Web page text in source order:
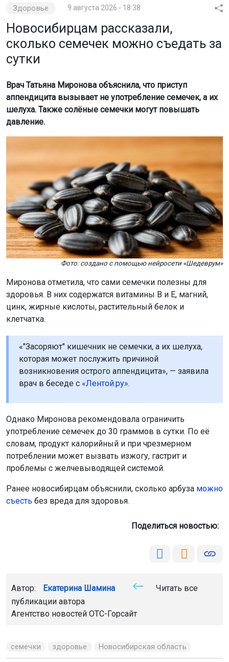
Здоровье 9 августа 2026 - 18:38
Новосибирцам рассказали,
сколько семечек можно съедать за
сутки
Врач Татьяна Миронова объяснила, что приступ
аппендицита вызывает не употребление семечек, а их
шелуха. Также солёные семечки могут повышать
давление.
Фото: создано с помощью нейросети «Шедеврум»
Миронова отметила, что сами семечки полезны для
здоровья. В них содержатся витамины B и E, магний,
цинк, жирные кислоты, растительный белок и
клетчатка.
«"Засоряют" кишечник не семечки, а их шелуха,
которая может послужить причиной
возникновения острого аппендицита», — заявила
врач в беседе с «Лентой.ру».
Однако Миронова рекомендовала ограничить
употребление семечек до 30 граммов в сутки. По её
словам, продукт калорийный и при чрезмерном
потреблении может вызвать изжогу, гастрит и
проблемы с желчевыводящей системой.
Ранее новосибирцам объяснили, сколько арбуза можно
съесть без вреда для здоровья.
Поделиться новостью:
Автор: Екатерина Шамина
Читать все
публикации автора
Агентство новостей ОТС-Горсайт
семечки здоровье Новосибирская область